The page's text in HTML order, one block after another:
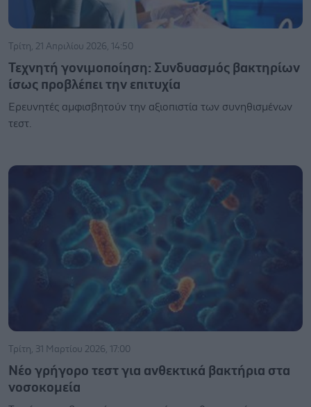
Τρίτη, 21 Απριλίου 2026, 14:50
Τεχνητή γονιμοποίηση: Συνδυασμός βακτηρίων
ίσως προβλέπει την επιτυχία
Ερευνητές αμφισβητούν την αξιοπιστία των συνηθισμένων
τεστ.
Τρίτη, 31 Μαρτίου 2026, 17:00
Νέο γρήγορο τεστ για ανθεκτικά βακτήρια στα
νοσοκομεία